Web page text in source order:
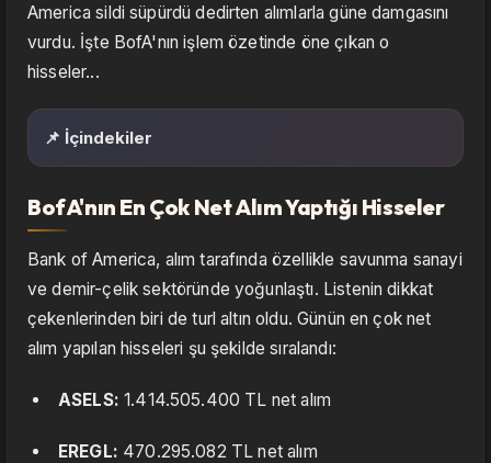
America sildi süpürdü dedirten alımlarla güne damgasını
vurdu. İşte BofA'nın işlem özetinde öne çıkan o
hisseler...
📌 İçindekiler
BofA'nın En Çok Net Alım Yaptığı Hisseler
Bank of America, alım tarafında özellikle savunma sanayi
ve demir-çelik sektöründe yoğunlaştı. Listenin dikkat
çekenlerinden biri de turl altın oldu. Günün en çok net
alım yapılan hisseleri şu şekilde sıralandı:
ASELS: 1.414.505.400 TL net alım
EREGL: 470.295.082 TL net alım